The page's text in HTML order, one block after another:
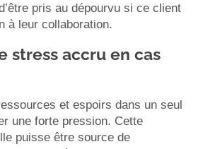
pris au dépourvu si ce client
à leur collaboration.
stress accru en cas
et espoirs dans un seul
une forte pression. Cette
puisse être source de